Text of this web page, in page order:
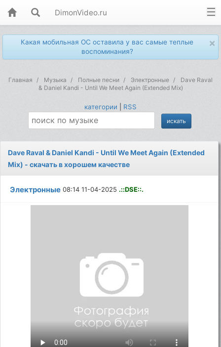
DimonVideo.ru
×
Какая мобильная ОС оставила у вас самые теплые
воспоминания?
Главная Музыка Полные песни Электронные
Dave Raval
& Daniel Kandi - Until We Meet Again (Extended Mix)
категории RSS
Dave Raval & Daniel Kandi - Until We Meet Again (Extended
Mix) - скачать в хорошем качестве
Электронные 08:14 11-04-2025 .::DSE::.